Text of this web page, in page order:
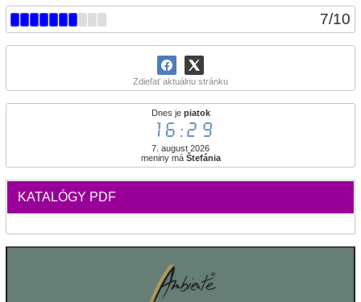
7/10
Zdieľať aktuálnu stránku
Dnes je piatok
16:29
7. august 2026
meniny má Štefánia
KATALÓGY PDF